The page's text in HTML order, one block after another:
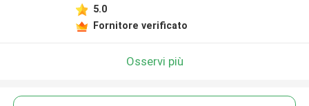
5.0
Fornitore verificato
Osservi più